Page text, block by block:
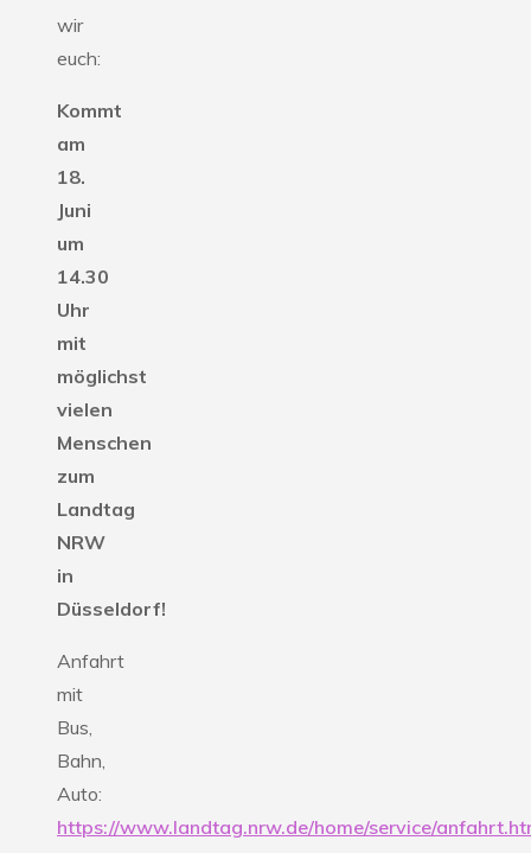
wir
euch:
Kommt
am
18.
Juni
um
14.30
Uhr
mit
möglichst
vielen
Menschen
zum
Landtag
NRW
in
Düsseldorf!
Anfahrt
mit
Bus,
Bahn,
Auto:
https://www.landtag.nrw.de/home/service/